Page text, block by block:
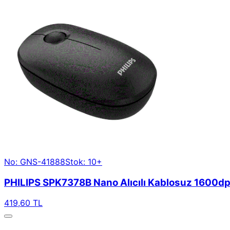
No: GNS-41888Stok: 10+
PHILIPS SPK7378B Nano Alıcılı Kablosuz
419,60 TL